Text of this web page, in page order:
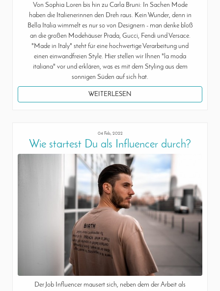
Von Sophia Loren bis hin zu Carla Bruni: In Sachen Mode
haben die Italienerinnen den Dreh raus. Kein Wunder, denn in
Bella Italia wimmelt es nur so von Designern - man denke bloß
an die großen Modehäuser Prada, Gucci, Fendi und Versace.
"Made in Italy" steht für eine hochwertige Verarbeitung und
einen einwandfreien Style. Hier stellen wir Ihnen "la moda
italiana" vor und erklären, was es mit dem Styling aus dem
sonnigen Süden auf sich hat.
WEITERLESEN
04 Feb, 2022
Wie startest Du als Influencer durch?
Der Job Influencer mausert sich, neben dem der Arbeit als